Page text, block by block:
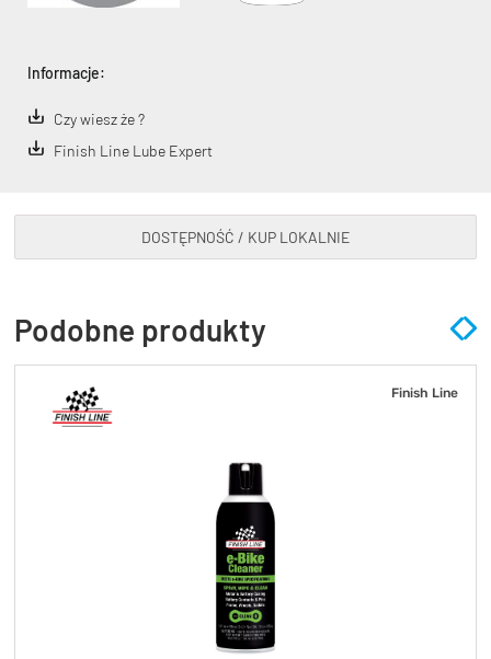
Informacje:
Czy wiesz że ?
Finish Line Lube Expert
DOSTĘPNOŚĆ / KUP LOKALNIE
Podobne produkty
Finish Line